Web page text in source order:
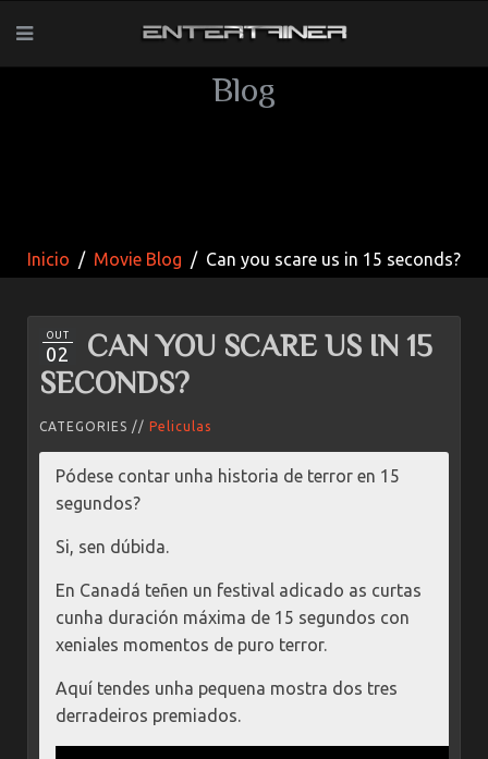
Blog
Inicio Movie Blog Can you scare us in 15 seconds?
OUT
02
CAN YOU SCARE US IN 15
SECONDS?
CATEGORIES // Peliculas
Pódese contar unha historia de terror en 15
segundos?
Si, sen dúbida.
En Canadá teñen un festival adicado as curtas
cunha duración máxima de 15 segundos con
xeniales momentos de puro terror.
Aquí tendes unha pequena mostra dos tres
derradeiros premiados.